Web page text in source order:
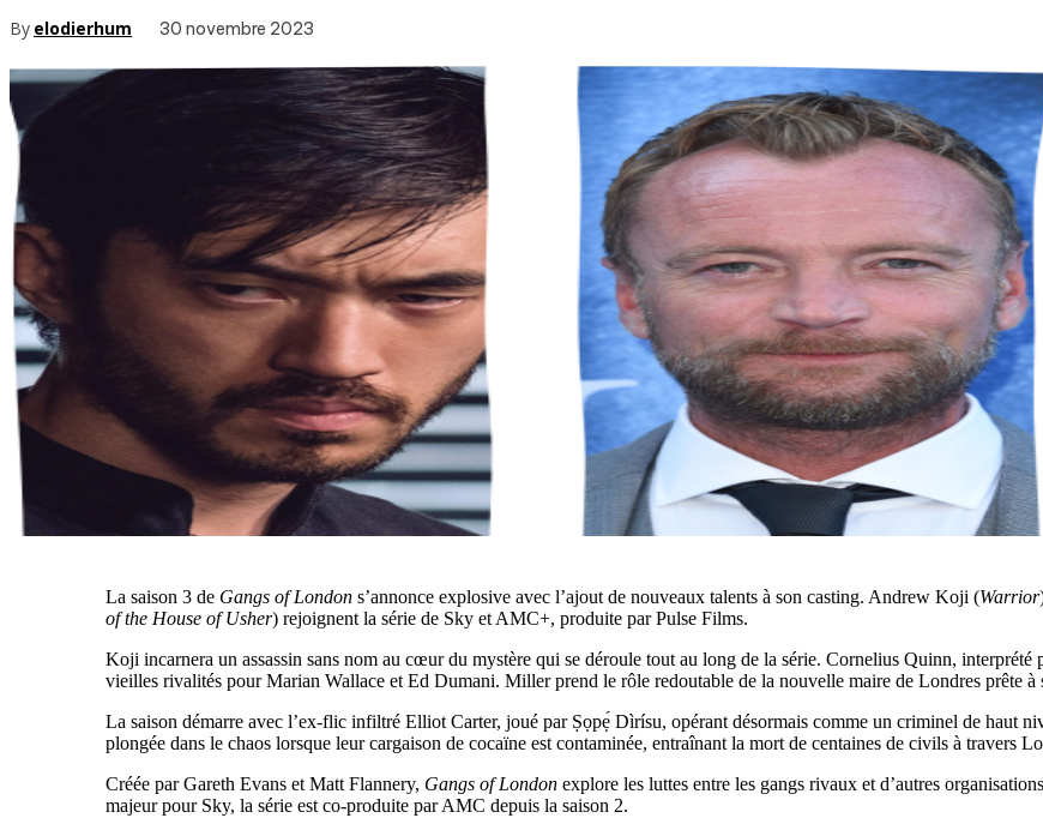
By elodierhum 30 novembre 2023
La saison 3 de Gangs of London s’annonce explosive avec l’ajout de nouveaux talents à son casting. Andrew Koji (Warrior
of the House of Usher) rejoignent la série de Sky et AMC+, produite par Pulse Films.
Koji incarnera un assassin sans nom au cœur du mystère qui se déroule tout au long de la série. Cornelius Quinn, interprété
vieilles rivalités pour Marian Wallace et Ed Dumani. Miller prend le rôle redoutable de la nouvelle maire de Londres prête à
La saison démarre avec l’ex-flic infiltré Elliot Carter, joué par Ṣọpẹ́ Dìrísu, opérant désormais comme un criminel de haut
plongée dans le chaos lorsque leur cargaison de cocaïne est contaminée, entraînant la mort de centaines de civils à travers
Créée par Gareth Evans et Matt Flannery, Gangs of London explore les luttes entre les gangs rivaux et d’autres
majeur pour Sky, la série est co-produite par AMC depuis la saison 2.